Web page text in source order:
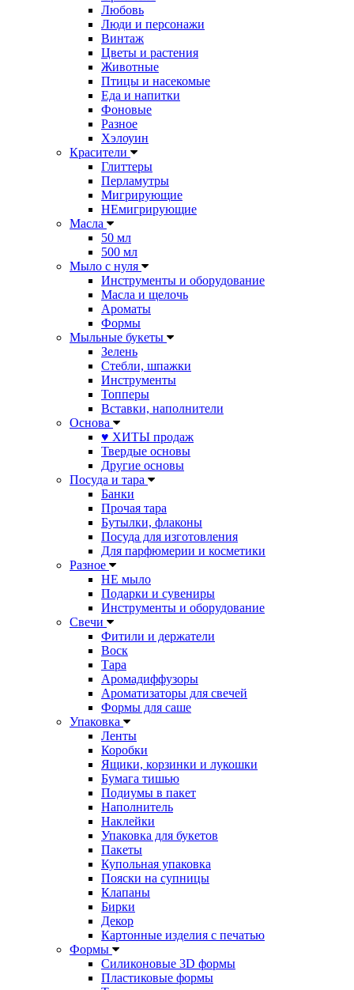
Любовь
Люди и персонажи
Винтаж
Цветы и растения
Животные
Птицы и насекомые
Еда и напитки
Фоновые
Разное
Хэлоуин
Красители
Глиттеры
Перламутры
Мигрирующие
НЕмигрирующие
Масла
50 мл
500 мл
Мыло с нуля
Инструменты и оборудование
Масла и щелочь
Ароматы
Формы
Мыльные букеты
Зелень
Стебли, шпажки
Инструменты
Топперы
Вставки, наполнители
Основа
♥ ХИТЫ продаж
Твердые основы
Другие основы
Посуда и тара
Банки
Прочая тара
Бутылки, флаконы
Посуда для изготовления
Для парфюмерии и косметики
Разное
НЕ мыло
Подарки и сувениры
Инструменты и оборудование
Свечи
Фитили и держатели
Воск
Тара
Аромадиффузоры
Ароматизаторы для свечей
Формы для саше
Упаковка
Ленты
Коробки
Ящики, корзинки и лукошки
Бумага тишью
Подиумы в пакет
Наполнитель
Наклейки
Упаковка для букетов
Пакеты
Купольная упаковка
Пояски на супницы
Клапаны
Бирки
Декор
Картонные изделия с печатью
Формы
Силиконовые 3D формы
Пластиковые формы